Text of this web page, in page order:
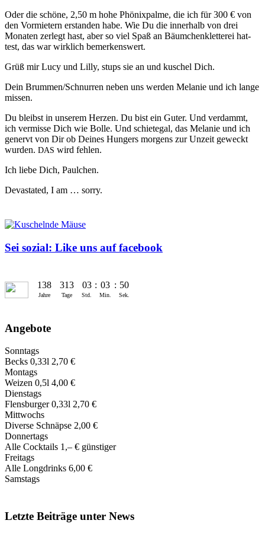
Oder die schöne, 2,50 m hohe Phönix­palme, die ich für 300 € von
den Vormi­etern erstanden habe. Wie Du die inner­halb von drei
Monat­en zer­legt hast, aber so viel Spaß an Bäum­chen­klet­terei hat­
test, das war wirk­lich bemerkenswert.
Grüß mir Lucy und Lil­ly, stups sie an und kuschel Dich.
Dein Brummen/Schnurren neben uns wer­den Melanie und ich lange
missen.
Du bleib­st in unserem Herzen. Du bist ein Guter. Und ver­dammt,
ich ver­misse Dich wie Bolle. Und schi­ete­gal, das Melanie und ich
gen­ervt von Dir ob Deines Hungers mor­gens zur Unzeit geweckt
wur­den. DAS wird fehlen.
Ich liebe Dich, Paulchen.
Dev­as­tat­ed, I am … sorry.
Sei sozial: Like uns auf facebook
138 313 03 : 03 : 50
Jahre Tage Std. Min. Sek.
Angebote
Sonntags
Becks 0,33l 2,70 €
Montags
Weizen 0,5l 4,00 €
Dienstags
Flensburger 0,33l 2,70 €
Mittwochs
Diverse Schnäpse 2,00 €
Donnertags
Alle Cocktails 1,‒ € günstiger
Freitags
Alle Longdrinks 6,00 €
Samstags
Letzte Beiträge unter News